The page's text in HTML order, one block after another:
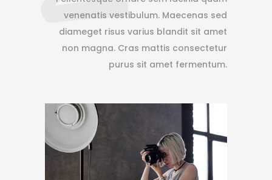
venenatis vestibulum. Maecenas sed
diameget risus varius blandit sit amet
non magna. Cras mattis consectetur
purus sit amet fermentum.